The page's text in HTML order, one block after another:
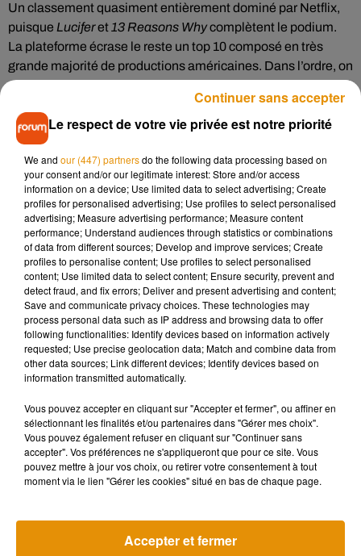
Un classement quasiment entièrement dominé par Netflix,
puisque Luciferet 13 Reasons Whycomplètent le podium.
La plateforme écrase le reste un top 10 composé en très
grande majorité de productions américaines. Dans l’ordre, on
retrouve aussi
Vikings, The Crown, Murder, Les Demoiselles
The 100. Jamais démodée, la
mythique sérieFriendsferme ce classement.
Toujours en France, les plateformes continuent de séduire
de plus en plus de monde. En 2020, les Netflix, Amazon
Prime Video, Disney+ et compagnie ont totalisé 8,3 millions
d’utilisateurs. Soit presque deux fois plus qu’en 2019. Des
abonnés qui sont restés sur les plateformes en moyenne
trois heures par jour cette année, soit une dizaine de minutes
de plus que l’année d’avant.
Musique
6 août 2026
Pomme emprunte le décor de l’émission
« Loups Garous » pour son...
6 août 2026
La version réécrite de « Beautiful Day »
interprétée lors des...
Le respect de votre vie privée est notre priorité
We and our (447) partnersdo the following data processing based on
your consent and/or our legitimate interest: Store and/or access
information on a device; Use limited data to select advertising; Create
profiles for personalised advertising; Use profiles to select personalised
advertising; Measure advertising performance; Measure content
performance; Understand audiences through statistics or combinations
of data from different sources; Develop and improve services; Create
profiles to personalise content; Use profiles to select personalised
content; Use limited data to select content; Ensure security, prevent and
detect fraud, and fix errors; Deliver and present advertising and content;
Save and communicate privacy choices. These technologies may
process personal data such as IP address and browsing data to offer
following functionalities: Identify devices based on information actively
requested; Use precise geolocation data; Match and combine data from
other data sources; Link different devices; Identify devices based on
information transmitted automatically.
Vous pouvez accepter en cliquant sur "Accepter et fermer", ou affiner en
sélectionnant les finalités et/ou partenaires dans "Gérer mes choix".
Vous pouvez également refuser en cliquant sur "Continuer sans
accepter". Vos préférences ne s'appliqueront que pour ce site. Vous
pouvez mettre à jour vos choix, ou retirer votre consentement à tout
moment via le lien "Gérer les cookies" situé en bas de chaque page.
Accepter et fermer
Continuer sans accepter